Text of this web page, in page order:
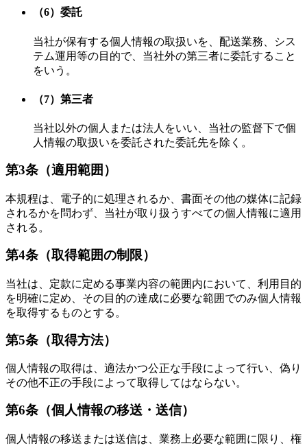
（6）委託
当社が保有する個人情報の取扱いを、配送業務、シス
テム運用等の目的で、当社外の第三者に委託すること
をいう。
（7）第三者
当社以外の個人または法人をいい、当社の監督下で個
人情報の取扱いを委託された委託先を除く。
第3条（適用範囲）
本規程は、電子的に処理されるか、書面その他の媒体に記録
されるかを問わず、当社が取り扱うすべての個人情報に適用
される。
第4条（取得範囲の制限）
当社は、定款に定める事業内容の範囲内において、利用目的
を明確に定め、その目的の達成に必要な範囲でのみ個人情報
を取得するものとする。
第5条（取得方法）
個人情報の取得は、適法かつ公正な手段によって行い、偽り
その他不正の手段によって取得してはならない。
第6条（個人情報の移送・送信）
個人情報の移送または送信は、業務上必要な範囲に限り、権